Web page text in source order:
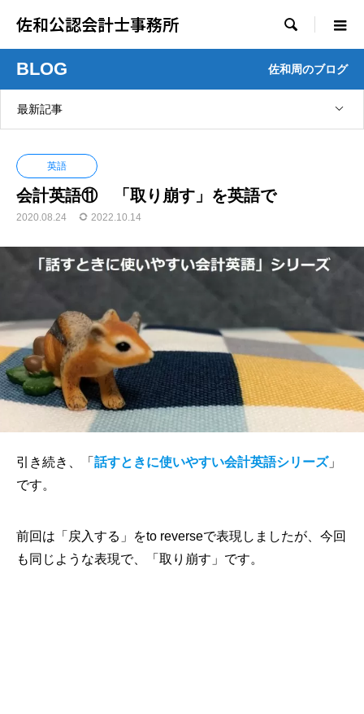
佐和公認会計士事務所 
BLOG 佐和周のブログ
最新記事
英語
会計英語⑪ 「取り崩す」を英語で
2020.08.24 2022.10.14
引き続き、「 話すときに使いやすい会計英語シリーズ」
です。
前回は「戻入する」をto reverseで表現しましたが、今回
も同じような表現で、「取り崩す」です。